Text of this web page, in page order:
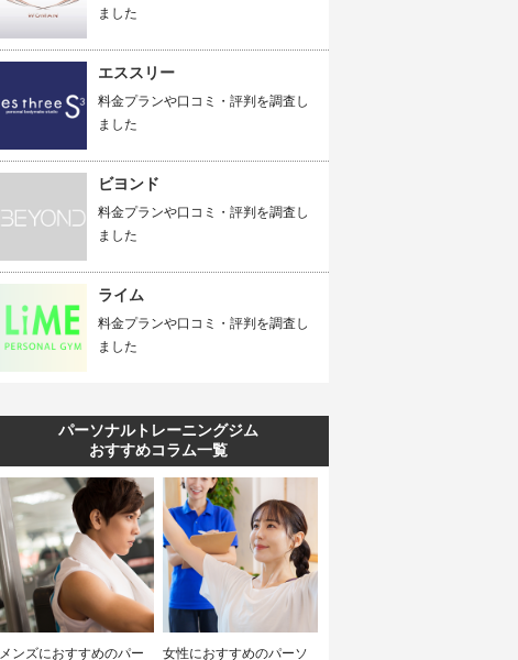
ました
エススリー
料金プランや口コミ・評判を調査し
ました
ビヨンド
料金プランや口コミ・評判を調査し
ました
ライム
料金プランや口コミ・評判を調査し
ました
パーソナルトレーニングジム
おすすめコラム一覧
メンズにおすすめのパー
女性におすすめのパーソ